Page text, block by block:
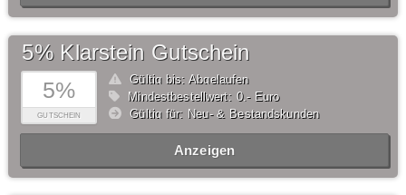
5%
GUTSCHEIN
5% Klarstein Gutschein
Gültig bis: Abgelaufen
Mindestbestellwert: 0,- Euro
Gültig für: Neu- & Bestandskunden
Anzeigen